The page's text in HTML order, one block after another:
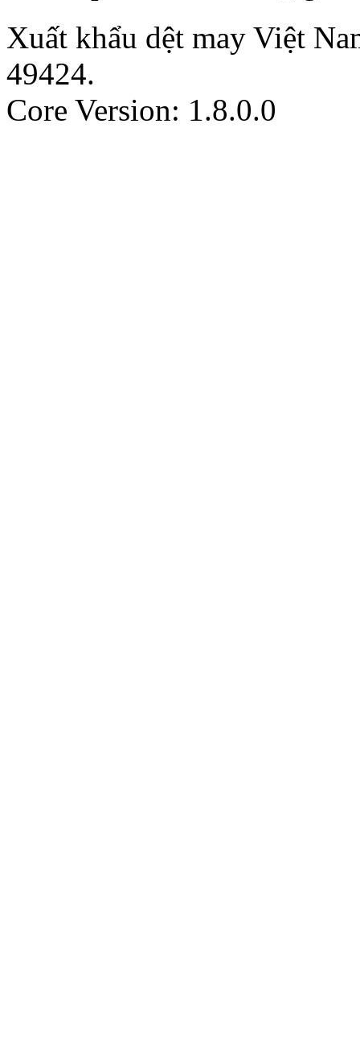
Xuất khẩu dệt may Việt
49424.
Core Version: 1.8.0.0